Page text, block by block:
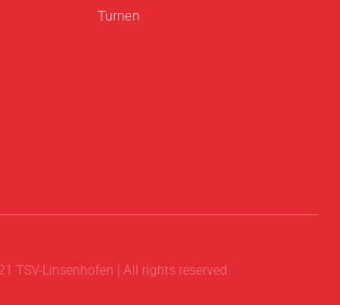
Turnen
TSV-Linsenhofen | All rights reserved